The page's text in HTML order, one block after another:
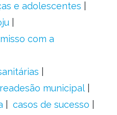
e adolescentes
com a
readesão municipal
casos de sucesso